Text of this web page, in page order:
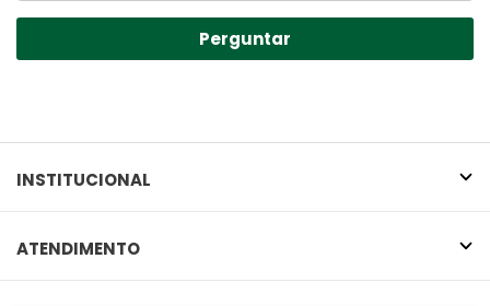
Perguntar
INSTITUCIONAL
ATENDIMENTO